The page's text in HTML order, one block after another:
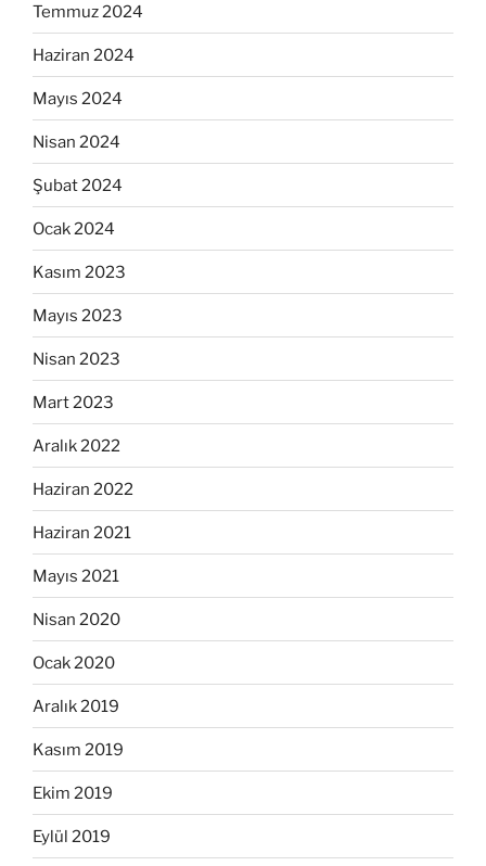
Temmuz 2024
Haziran 2024
Mayıs 2024
Nisan 2024
Şubat 2024
Ocak 2024
Kasım 2023
Mayıs 2023
Nisan 2023
Mart 2023
Aralık 2022
Haziran 2022
Haziran 2021
Mayıs 2021
Nisan 2020
Ocak 2020
Aralık 2019
Kasım 2019
Ekim 2019
Eylül 2019